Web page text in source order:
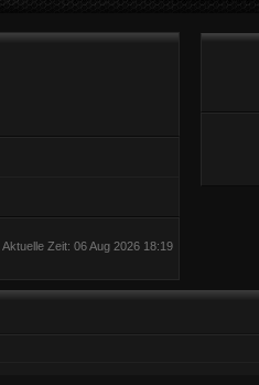
Aktuelle Zeit: 06 Aug 2026 18:19